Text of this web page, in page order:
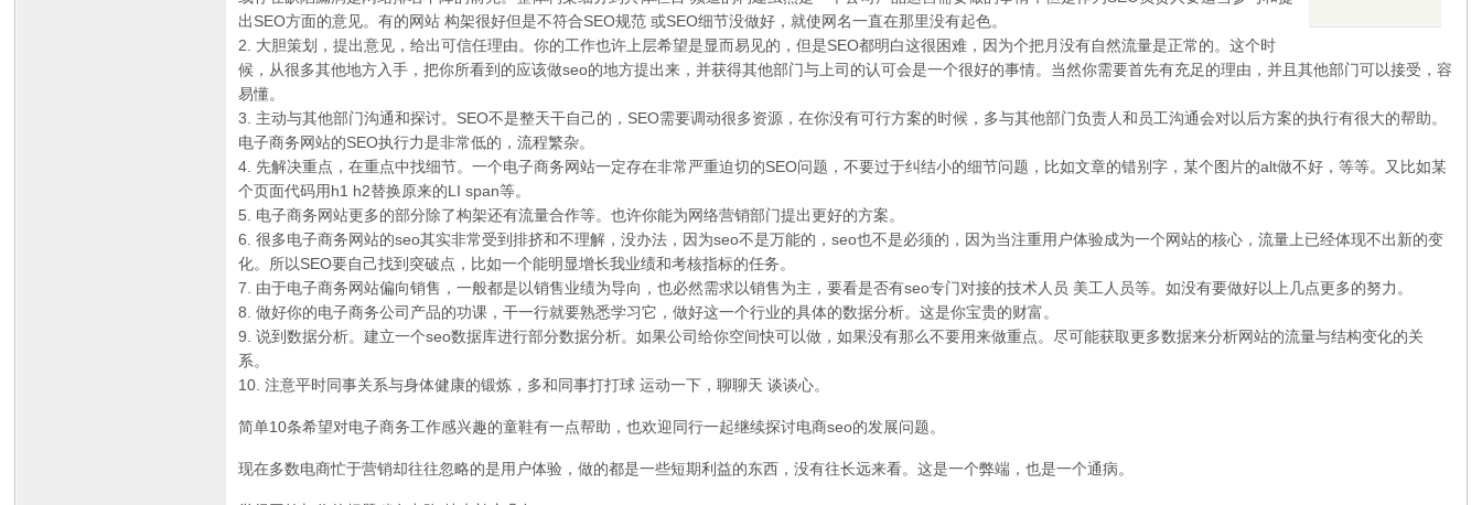
出SEO方面的意见。有的网站 构架很好但是不符合SEO规范 或SEO细节没做好，就使网名一直在那里没有起色。
2. 大胆策划，提出意见，给出可信任理由。你的工作也许上层希望是显而易见的，但是SEO都明白这很困难，因为个把月没有自然流量是正常的。这个时
候，从很多其他地方入手，把你所看到的应该做seo的地方提出来，并获得其他部门与上司的认可会是一个很好的事情。当然你需要首先有充足的理由，并且其他部门可以接受，容
易懂。
3. 主动与其他部门沟通和探讨。SEO不是整天干自己的，SEO需要调动很多资源，在你没有可行方案的时候，多与其他部门负责人和员工沟通会对以后方案的执行有很大的帮助。
电子商务网站的SEO执行力是非常低的，流程繁杂。
4. 先解决重点，在重点中找细节。一个电子商务网站一定存在非常严重迫切的SEO问题，不要过于纠结小的细节问题，比如文章的错别字，某个图片的alt做不好，等等。又比如某
个页面代码用h1 h2替换原来的LI span等。
5. 电子商务网站更多的部分除了构架还有流量合作等。也许你能为网络营销部门提出更好的方案。
6. 很多电子商务网站的seo其实非常受到排挤和不理解，没办法，因为seo不是万能的，seo也不是必须的，因为当注重用户体验成为一个网站的核心，流量上已经体现不出新的变
化。所以SEO要自己找到突破点，比如一个能明显增长我业绩和考核指标的任务。
7. 由于电子商务网站偏向销售，一般都是以销售业绩为导向，也必然需求以销售为主，要看是否有seo专门对接的技术人员 美工人员等。如没有要做好以上几点更多的努力。
8. 做好你的电子商务公司产品的功课，干一行就要熟悉学习它，做好这一个行业的具体的数据分析。这是你宝贵的财富。
9. 说到数据分析。建立一个seo数据库进行部分数据分析。如果公司给你空间快可以做，如果没有那么不要用来做重点。尽可能获取更多数据来分析网站的流量与结构变化的关
系。
10. 注意平时同事关系与身体健康的锻炼，多和同事打打球 运动一下，聊聊天 谈谈心。
简单10条希望对电子商务工作感兴趣的童鞋有一点帮助，也欢迎同行一起继续探讨电商seo的发展问题。
现在多数电商忙于营销却往往忽略的是用户体验，做的都是一些短期利益的东西，没有往长远来看。这是一个弊端，也是一个通病。